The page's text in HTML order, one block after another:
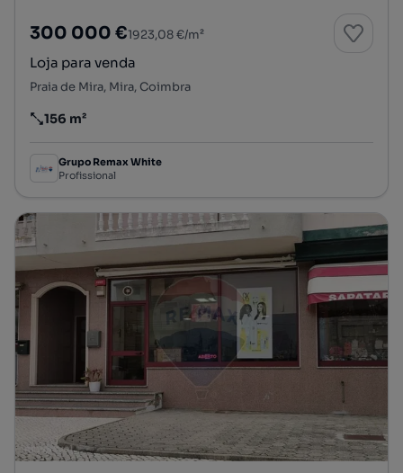
300 000 €1923,08 €/m²
Loja para venda
Praia de Mira, Mira, Coimbra
Preço por metro quadrado
156 m²
Grupo Remax White
Profissional